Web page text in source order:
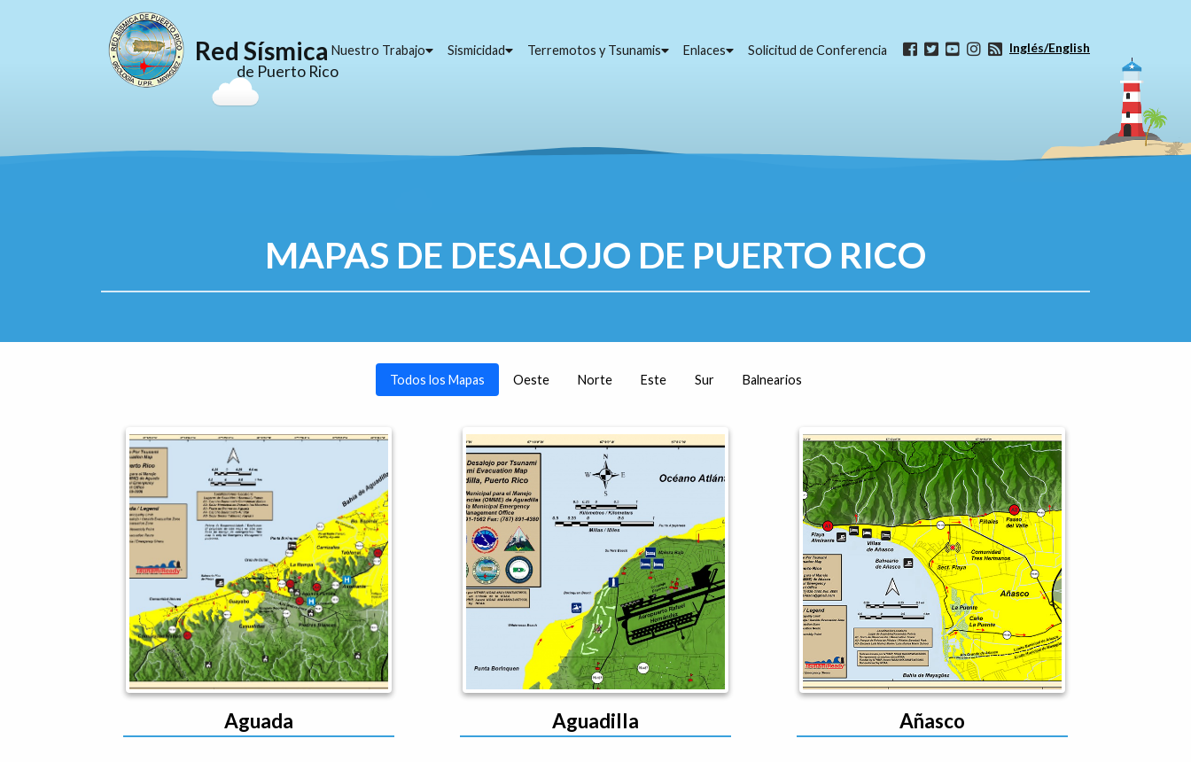
Red Sísmica
de Puerto Rico
Nuestro Trabajo Sismicidad Terremotos y Tsunamis Enlaces Solicitud de Conferencia Inglés/English
MAPAS DE DESALOJO DE PUERTO RICO
Todos los Mapas Oeste Norte Este Sur Balnearios
Aguada Aguadilla Añasco